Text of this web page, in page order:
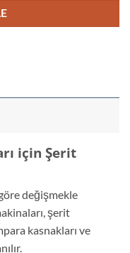
için Şerit
değişmekle
şerit
kasnakları ve